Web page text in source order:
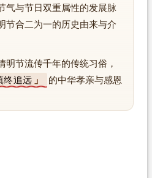
气与节日双重属性的发展脉
节合二为一的历史由来与介
明节流传千年的传统习俗，
终追远
的中华孝亲与感恩